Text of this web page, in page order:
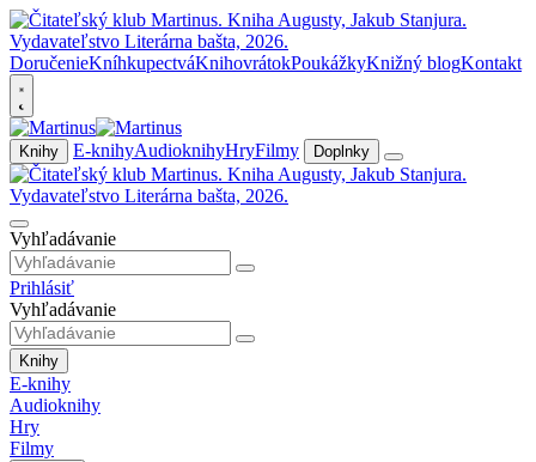
DoručenieKníhkupectváKnihovrátokPoukážkyKnižný blogKontakt
Knihy E-knihyAudioknihyHryFilmy Doplnky
Vyhľadávanie
Prihlásiť
Vyhľadávanie
Knihy
E-knihy
Audioknihy
Hry
Filmy